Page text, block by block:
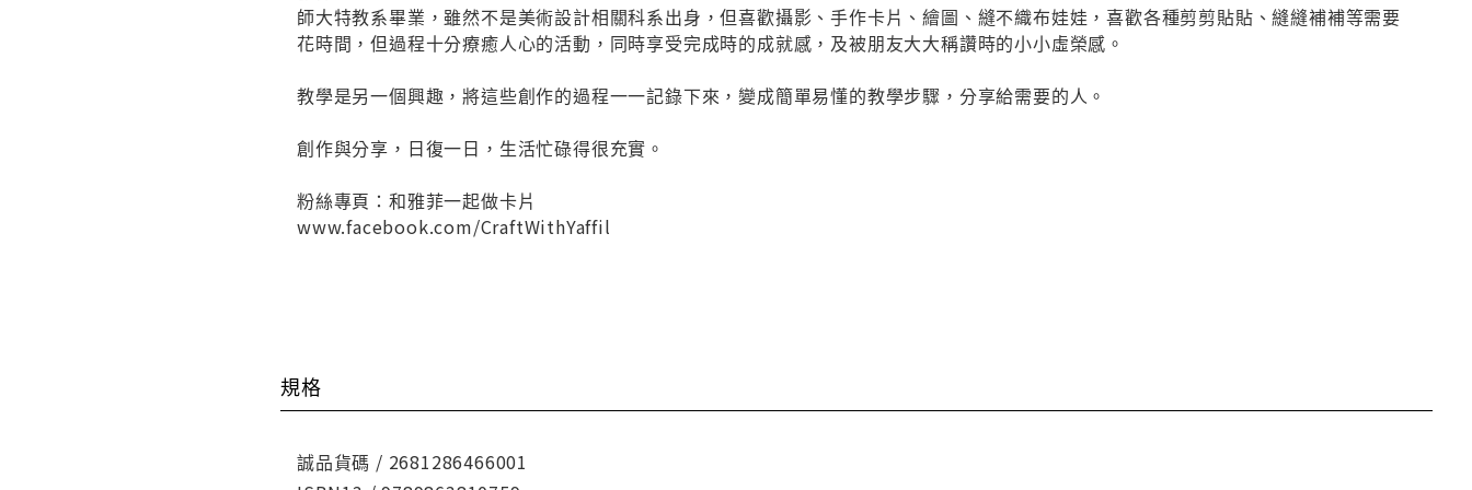
師大特教系畢業，雖然不是美術設計相關科系出身，但喜歡攝影、手作卡片、繪圖、縫不織布娃娃，喜歡各種剪剪貼貼、縫縫補補等需要
花時間，但過程十分療癒人心的活動，同時享受完成時的成就感，及被朋友大大稱讚時的小小虛榮感。
教學是另一個興趣，將這些創作的過程一一記錄下來，變成簡單易懂的教學步驟，分享給需要的人。
創作與分享，日復一日，生活忙碌得很充實。
粉絲專頁：和雅菲一起做卡片
www.facebook.com/CraftWithYaffil
規格
誠品貨碼 / 2681286466001